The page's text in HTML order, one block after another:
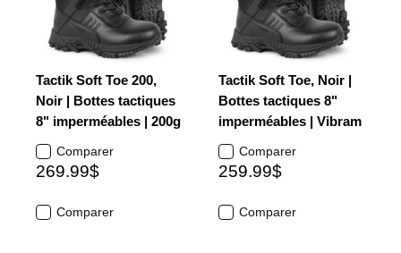
Tactik Soft Toe 200,
Noir | Bottes tactiques
8" imperméables | 200g
Comparer
269.99$
Comparer
Tactik Soft Toe, Noir |
Bottes tactiques 8"
imperméables | Vibram
Comparer
259.99$
Comparer